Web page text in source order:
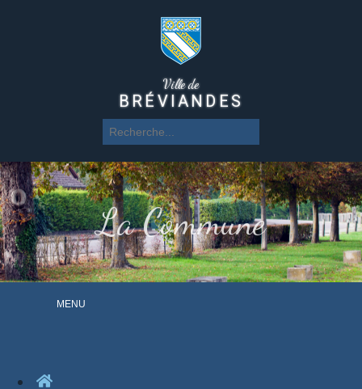
Ville de
BRÉVIANDES
La Commune
MENU